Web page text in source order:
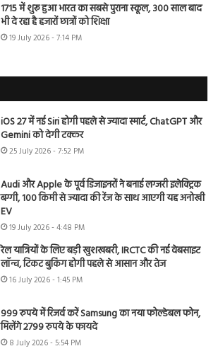
1715 में शुरू हुआ भारत का सबसे पुराना स्कूल, 300 साल बाद
भी दे रहा है हजारों छात्रों को शिक्षा
19 July 2026 - 7:14 PM
iOS 27 में नई Siri होगी पहले से ज्यादा स्मार्ट, ChatGPT और
Gemini को देगी टक्कर
25 July 2026 - 7:52 PM
Audi और Apple के पूर्व डिजाइनरों ने बनाई लग्जरी इलेक्ट्रिक
बग्गी, 100 किमी से ज्यादा की रेंज के साथ आएगी यह अनोखी
EV
19 July 2026 - 4:48 PM
रेल यात्रियों के लिए बड़ी खुशखबरी, IRCTC की नई वेबसाइट
लॉन्च, टिकट बुकिंग होगी पहले से आसान और तेज
16 July 2026 - 1:45 PM
999 रुपये में रिजर्व करें Samsung का नया फोल्डेबल फोन,
मिलेंगे 2799 रुपये के फायदे
8 July 2026 - 5:54 PM